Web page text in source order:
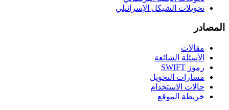
تحويلات الشيكل الإسرائيلي
المصادر
مقالات
الأسئلة الشائعة
رموز SWIFT
مسارات التحويل
حالات الاستخدام
خريطة الموقع